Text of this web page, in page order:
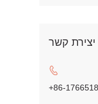
יצירת קשר

+86-